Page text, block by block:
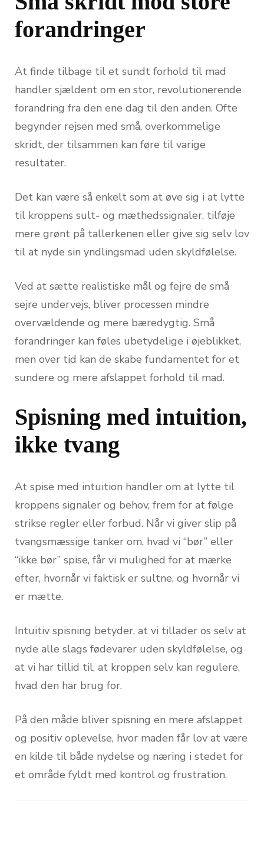
forandringer
At finde tilbage til et sundt forhold til mad
handler sjældent om en stor, revolutionerende
forandring fra den ene dag til den anden. Ofte
begynder rejsen med små, overkommelige
skridt, der tilsammen kan føre til varige
resultater.
Det kan være så enkelt som at øve sig i at lytte
til kroppens sult- og mæthedssignaler, tilføje
mere grønt på tallerkenen eller give sig selv lov
til at nyde sin yndlingsmad uden skyldfølelse.
Ved at sætte realistiske mål og fejre de små
sejre undervejs, bliver processen mindre
overvældende og mere bæredygtig. Små
forandringer kan føles ubetydelige i øjeblikket,
men over tid kan de skabe fundamentet for et
sundere og mere afslappet forhold til mad.
Spisning med intuition,
ikke tvang
At spise med intuition handler om at lytte til
kroppens signaler og behov, frem for at følge
strikse regler eller forbud. Når vi giver slip på
tvangsmæssige tanker om, hvad vi “bør” eller
“ikke bør” spise, får vi mulighed for at mærke
efter, hvornår vi faktisk er sultne, og hvornår vi
er mætte.
Intuitiv spisning betyder, at vi tillader os selv at
nyde alle slags fødevarer uden skyldfølelse, og
at vi har tillid til, at kroppen selv kan regulere,
hvad den har brug for.
På den måde bliver spisning en mere afslappet
og positiv oplevelse, hvor maden får lov at være
en kilde til både nydelse og næring i stedet for
et område fyldt med kontrol og frustration.